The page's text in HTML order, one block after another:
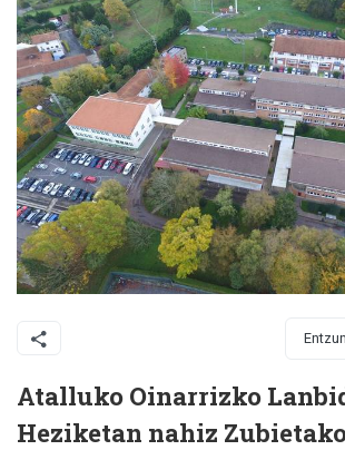
Entzun
Atalluko Oinarrizko
Heziketan nahiz